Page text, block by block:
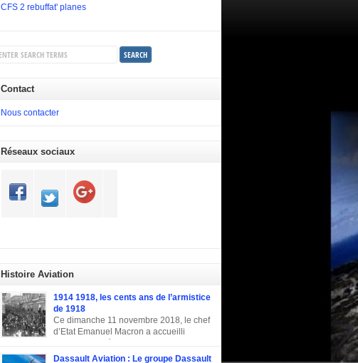
CFS 2 rebuffat' planes
Contact
Nous contacter
Réseaux sociaux
Histoire Aviation
1914 1918, les cents ans de l’armistice
de 1918
Ce dimanche 11 novembre 2018, le chef
d’Etat Emanuel Macron a accueilli
commémoration du centenaire de l’armistice de la
Dassault Aviation : Le groupe Dassault